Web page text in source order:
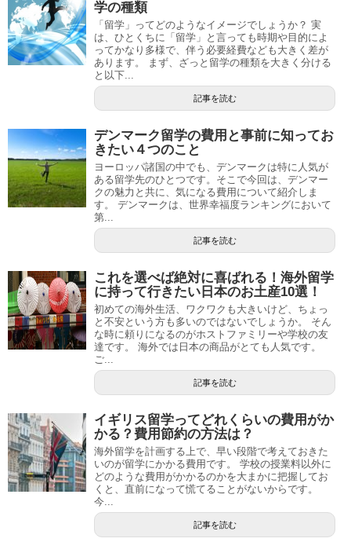
学の種類
「留学」ってどのようなイメージでしょうか？ 実
は、ひとくちに「留学」と言っても時期や目的によ
ってかなり多様で、伴う必要経費なども大きく差が
あります。 まず、ざっと留学の種類を大きく分ける
と以下...
記事を読む
デンマーク留学の費用と事前に知ってお
きたい４つのこと
ヨーロッパ諸国の中でも、デンマークは特に人気が
ある留学先のひとつです。そこで今回は、デンマー
クの魅力と共に、気になる費用について紹介しま
す。 デンマークは、世界幸福度ランキングにおいて
第...
記事を読む
これを選べば絶対に喜ばれる！海外留学
に持って行きたい日本のお土産10選！
初めての海外生活、ワクワクも大きいけど、ちょっ
と不安という方も多いのではないでしょうか。 そん
な時に頼りになるのがホストファミリーや学校の友
達です。 海外では日本の商品がとても人気です。
ご...
記事を読む
イギリス留学ってどれくらいの費用がか
かる？費用節約の方法は？
海外留学を計画する上で、早い段階で考えておきた
いのが留学にかかる費用です。 学校の授業料以外に
どのような費用がかかるのかを大まかに把握してお
くと、直前になって慌てることがないからです。
今...
記事を読む